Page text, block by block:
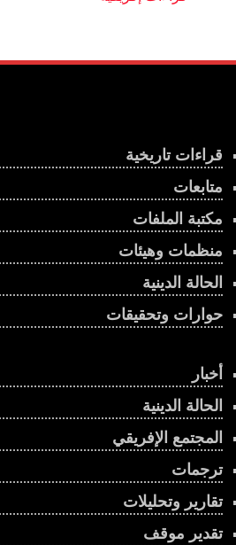
قراءات تاريخية
متابعات
مكتبة الملفات
منظمات وهيئات
الحالة الدينية
حوارات وتحقيقات
أخبار
الحالة الدينية
المجتمع الإفريقي
ترجمات
تقارير وتحليلات
تقدير موقف